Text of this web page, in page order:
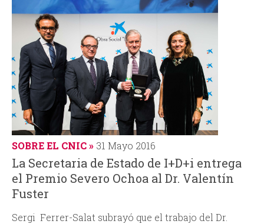
SOBRE EL CNIC 31 Mayo 2016
La Secretaria de Estado de I+D+i entrega
el Premio Severo Ochoa al Dr. Valentín
Fuster
Sergi Ferrer-Salat subrayó que el trabajo del Dr.